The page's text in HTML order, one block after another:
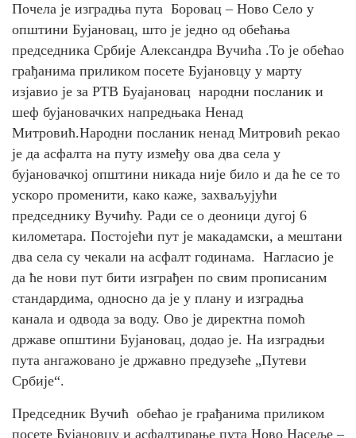
Почела је изградња пута Боровац – Ново Село у
општини Бујановац, што је једно од обећања
председника Србије Александра Вучића .То је обећао
грађанима приликом посете Бујановцу у марту
изјавио је за РТВ Буајановац народни посланик и
шеф бујановачких напредњака Ненад
Митровић.Народни посланик ненад Митровић рекао
је да асфалта на путу између ова два села у
бујановачкој општини никада није било и да ће се то
ускоро променити, како каже, захваљујући
председнику Вучићу. Ради се о деоници дугој 6
километара. Постојећи пут је макадамски, а мештани
два села су чекали на асфалт годинама. Нагласио је
да ће нови пут бити изграђен по свим прописаним
стандардима, односно да је у плану и изградња
канала и одвода за воду. Ово је директна помоћ
државе општини Бујановац, додао је. На изградњи
пута ангажовано је државно предузеће „Путеви
Србије“.
Председник Вучић обећао је грађанима приликом
посете Бујановцу и асфалтирање пута Ново Насеље –